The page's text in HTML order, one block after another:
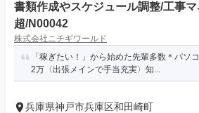
書類作成やスケジュール調整/工事
超/N00042
株式会社ニチギワールド
「稼ぎたい！」から始めた先輩多数＊パソ
2万〈出張メインで手当充実〉知...
兵庫県神戸市兵庫区和田崎町